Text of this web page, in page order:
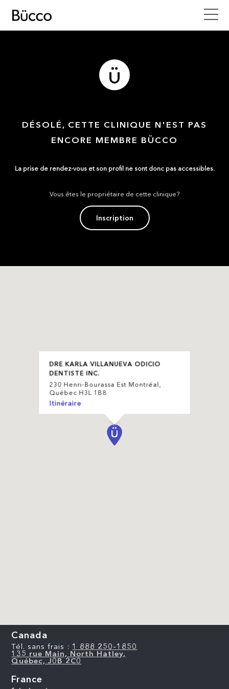
DÉSOLÉ, CETTE CLINIQUE N'EST PAS
ENCORE MEMBRE BÜCCO
La prise de rendez-vous et son profil ne sont donc pas accessibles.
Vous êtes le propriétaire de cette clinique?
Inscription
DRE KARLA VILLANUEVA ODICIO
DENTISTE INC.
230 Henri-Bourassa Est Montréal,
Québec H3L 1B8
Itinéraire
Canada
Tél. sans frais : 1 888 250-1850
135 rue Main, North Hatley,
Québec, J0B 2C0
France